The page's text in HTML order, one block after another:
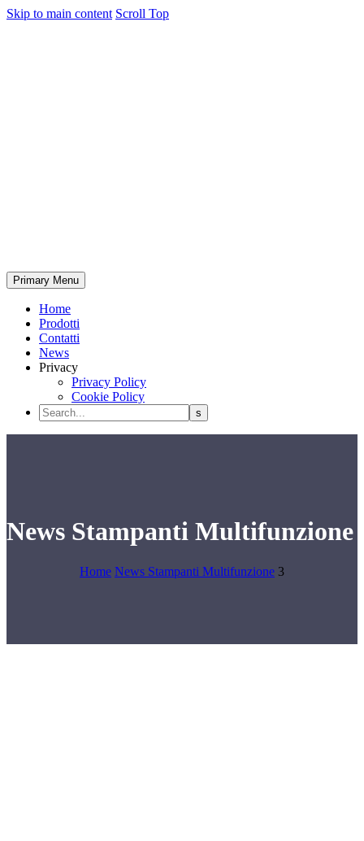
Skip to main content Scroll Top
Primary Menu
Home
Prodotti
Contatti
News
Privacy
Privacy Policy
Cookie Policy
News Stampanti Multifunzione
Home News Stampanti Multifunzione 3